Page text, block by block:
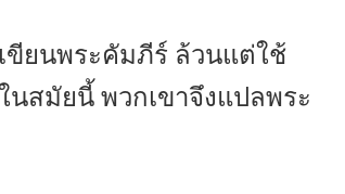
ขียนพระคัมภีร์ ล้วนแต่ใช้
สมัยนี้ พวกเขาจึงแปลพระ